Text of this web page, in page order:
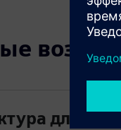
для